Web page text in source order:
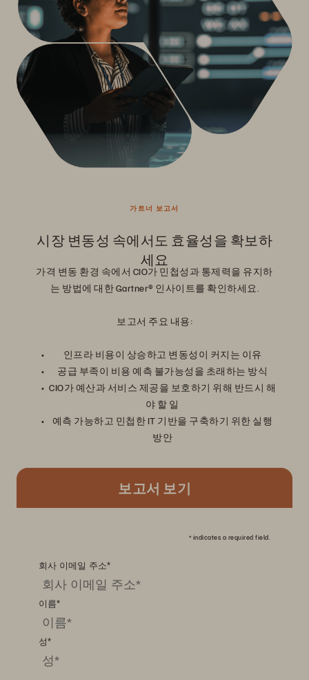
가트너 보고서
시장 변동성 속에서도 효율성을 확보하
세요
가격 변동 환경 속에서 CIO가 민첩성과 통제력을 유지하
는 방법에 대한 Gartner® 인사이트를 확인하세요.
보고서 주요 내용:
인프라 비용이 상승하고 변동성이 커지는 이유
공급 부족이 비용 예측 불가능성을 초래하는 방식
CIO가 예산과 서비스 제공을 보호하기 위해 반드시 해
야 할 일
예측 가능하고 민첩한 IT 기반을 구축하기 위한 실행
방안
보고서 보기
* indicates a required field.
*
회사 이메일 주소
*
성
*
이름